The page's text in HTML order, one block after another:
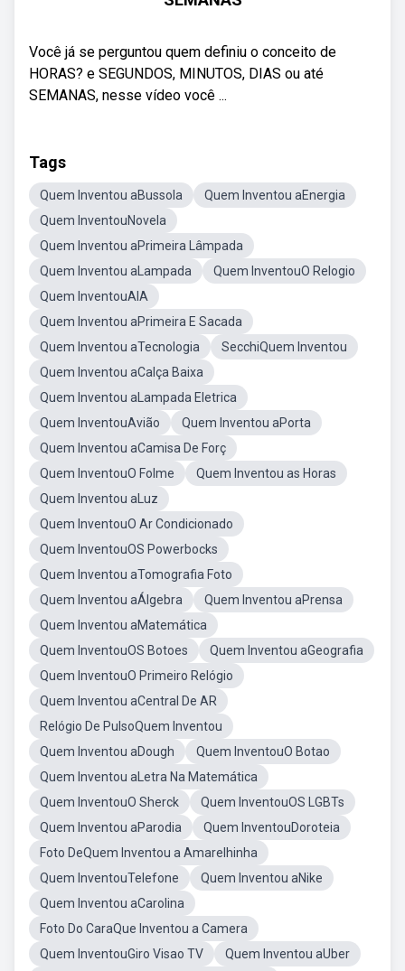
Você já se perguntou quem definiu o conceito de
HORAS? e SEGUNDOS, MINUTOS, DIAS ou até
SEMANAS, nesse vídeo você ...
Tags
Quem Inventou aBussola
Quem Inventou aEnergia
Quem InventouNovela
Quem Inventou aPrimeira Lâmpada
Quem Inventou aLampada
Quem InventouO Relogio
Quem InventouAIA
Quem Inventou aPrimeira E Sacada
Quem Inventou aTecnologia
SecchiQuem Inventou
Quem Inventou aCalça Baixa
Quem Inventou aLampada Eletrica
Quem InventouAvião
Quem Inventou aPorta
Quem Inventou aCamisa De Forç
Quem InventouO Folme
Quem Inventou as Horas
Quem Inventou aLuz
Quem InventouO Ar Condicionado
Quem InventouOS Powerbocks
Quem Inventou aTomografia Foto
Quem Inventou aÁlgebra
Quem Inventou aPrensa
Quem Inventou aMatemática
Quem InventouOS Botoes
Quem Inventou aGeografia
Quem InventouO Primeiro Relógio
Quem Inventou aCentral De AR
Relógio De PulsoQuem Inventou
Quem Inventou aDough
Quem InventouO Botao
Quem Inventou aLetra Na Matemática
Quem InventouO Sherck
Quem InventouOS LGBTs
Quem Inventou aParodia
Quem InventouDoroteia
Foto DeQuem Inventou a Amarelhinha
Quem InventouTelefone
Quem Inventou aNike
Quem Inventou aCarolina
Foto Do CaraQue Inventou a Camera
Quem InventouGiro Visao TV
Quem Inventou aUber